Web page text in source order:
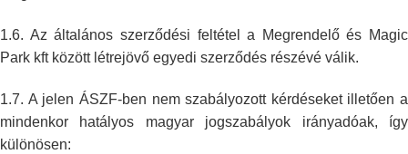
1.6. Az általános szerződési feltétel a Megrendelő és Magic
Park kft közöttlétrejövő egyedi szerződés részévé válik.
1.7. A jelen ÁSZF-ben nem szabályozott kérdéseket illetően a
mindenkor hatályos magyar jogszabályok irányadóak, így
különösen: